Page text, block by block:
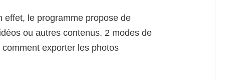
effet, le programme propose de
ou autres contenus. 2 modes de
exporter les photos